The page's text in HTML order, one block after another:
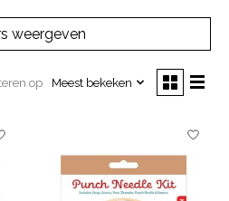
weergeven
op Meest bekeken